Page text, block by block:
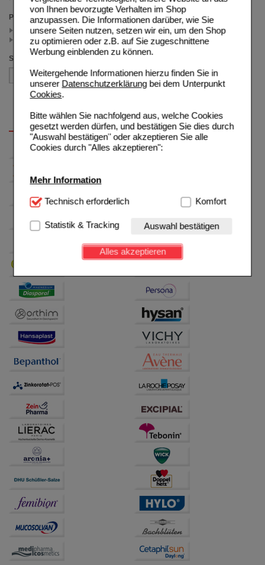
von Ihnen bevorzugte Verhalten im Shop
anzupassen. Die Informationen darüber, wie Sie
unsere Seiten nutzen, setzen wir ein, um den Shop
zu optimieren oder z.B. auf Sie zugeschnittene
Werbung einblenden zu können.
Weitergehende Informationen hierzu finden Sie in
unserer Datenschutzerklärungbei dem Unterpunkt
Cookies.
Bitte wählen Sie nachfolgend aus, welche Cookies
gesetzt werden dürfen, und bestätigen Sie dies durch
"Auswahl bestätigen" oder akzeptieren Sie alle
Cookies durch "Alles akzeptieren":
Mehr Information
Technisch Notwendig:Hierbei handelt es sich um
Website notwendig sind (z.B. Navigation, Warenkorb,
Kundenkonto), weshalb auf diese nicht verzichtet
werden kann.
Einkaufserlebnis noch ansprechender zu gestalten,
beispielsweise für die Wiedererkennung des
Besuchers oder unsere Seite an bevorzugte
Verhaltensweisen (z.B. Spracheinstellung)
anzupassen. Komfort-Cookies ermöglichen es uns
auch auf Ihre Bedürfnisse zugeschrittene Inhalte
anzuzeigen und unser Partnerprogramm zu
Hierüber lassen sich
Informationen über die Art und Weise der Nutzung
unserer Website sammeln, mit deren Hilfe wir unsere
Website weiter für Sie optimieren können, den Inhalt
auf unserer Website aber auch die Werbung auf
Drittseiten möglichst relevant für Sie zu gestalten.
Bitte beachten Sie, dass Daten hierfür teilweise an
Dritte wie z.B. Google oder soziale Medien
übertragen werden.
Technisch erforderlich Komfort
Statistik & Tracking Auswahl bestätigen
Alles akzeptieren
Preis
< 12.50 (2)
>= 12.50 (1)
Sortieren nach